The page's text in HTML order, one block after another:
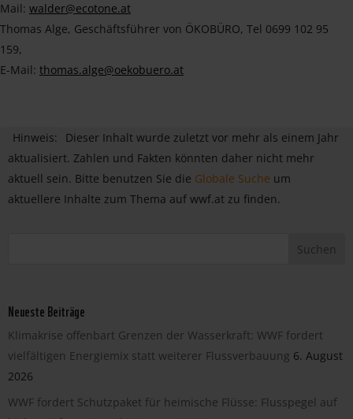
Mail: walder@ecotone.at
Thomas Alge, Geschäftsführer von ÖKOBÜRO, Tel 0699 102 95
159,
E-Mail: thomas.alge@oekobuero.at
Hinweis:
Dieser Inhalt wurde zuletzt vor mehr als einem Jahr
aktualisiert. Zahlen und Fakten könnten daher nicht mehr
aktuell sein. Bitte benutzen Sie die Globale Suche um
aktuellere Inhalte zum Thema auf wwf.at zu finden.
Neueste Beiträge
Klimakrise offenbart Grenzen der Wasserkraft: WWF fordert
vielfältigen Energiemix statt weiterer Flussverbauung 6. August
2026
WWF fordert Schutzpaket für heimische Flüsse: Flusspegel auf